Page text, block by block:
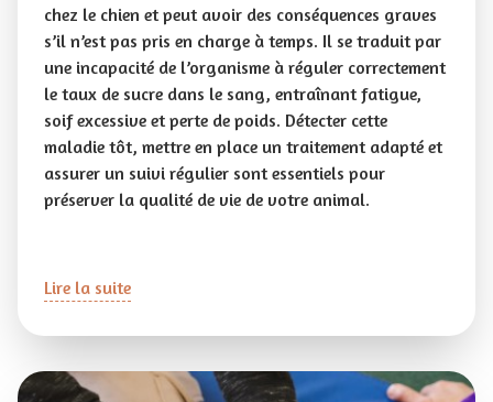
chez le chien et peut avoir des conséquences graves
s’il n’est pas pris en charge à temps. Il se traduit par
une incapacité de l’organisme à réguler correctement
le taux de sucre dans le sang, entraînant fatigue,
soif excessive et perte de poids. Détecter cette
maladie tôt, mettre en place un traitement adapté et
assurer un suivi régulier sont essentiels pour
préserver la qualité de vie de votre animal.
Lire la suite